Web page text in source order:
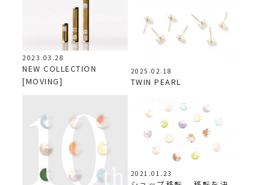
2023.03.28
NEW COLLECTION
[MOVING]
2025.02.18
TWIN PEARL
2021.01.23